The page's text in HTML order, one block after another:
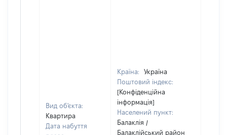
Вид об'єкта:
Квартира
Дата набуття
Країна:
Україна
Поштовий індекс:
[Конфіденційна
інформація]
Населений пункт:
Балаклія /
Балаклійський район